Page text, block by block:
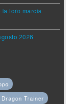
la loro marcia
2026
Trainer